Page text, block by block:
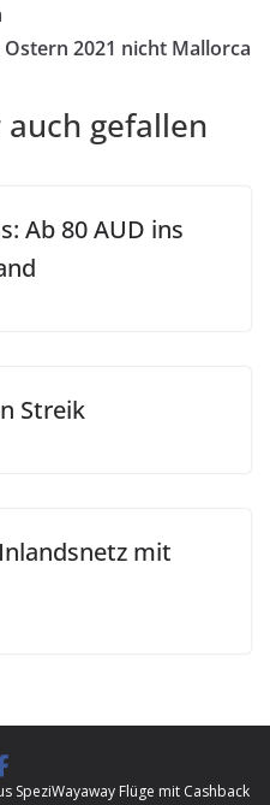
2021 nicht Mallorca
gefallen
Ab 80 AUD ins
Streik
mit
SpeziWayaway Flüge mit Cashback